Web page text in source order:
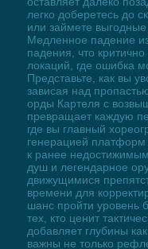
легко доберетесь до
или займете
Медленное падение
падения, что
локаций, где ошибка
Представьте, как вы
зависая над
орды Картеля с
превращает каждую
где вы главный
генерацией платформ
к ранее
душ и легендарное
движущимися
времени для
шанс пройти уровень
тех, кто ценит
добавляет глубины
важны не только